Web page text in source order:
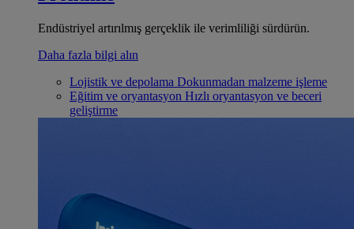
Endüstriyel artırılmış gerçeklik ile verimliliği sürdürün.
Daha fazla bilgi alın
Lojistik ve depolama Dokunmadan malzeme işleme
Eğitim ve oryantasyon Hızlı oryantasyon ve beceri
geliştirme